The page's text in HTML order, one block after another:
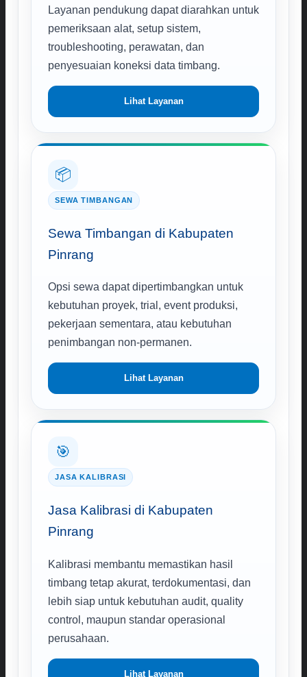
Layanan pendukung dapat diarahkan untuk
pemeriksaan alat, setup sistem,
troubleshooting, perawatan, dan
penyesuaian koneksi data timbang.
Lihat Layanan
📦
SEWA TIMBANGAN
Sewa Timbangan di Kabupaten
Pinrang
Opsi sewa dapat dipertimbangkan untuk
kebutuhan proyek, trial, event produksi,
pekerjaan sementara, atau kebutuhan
penimbangan non-permanen.
Lihat Layanan
🎯
JASA KALIBRASI
Jasa Kalibrasi di Kabupaten
Pinrang
Kalibrasi membantu memastikan hasil
timbang tetap akurat, terdokumentasi, dan
lebih siap untuk kebutuhan audit, quality
control, maupun standar operasional
perusahaan.
Lihat Layanan